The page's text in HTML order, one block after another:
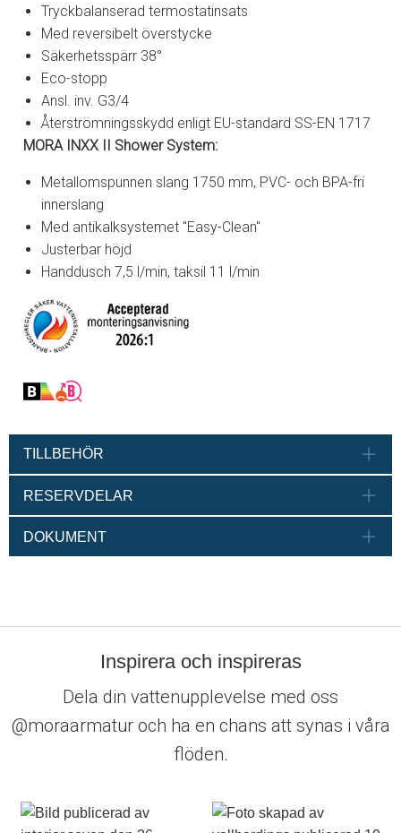
Tryckbalanserad termostatinsats
Med reversibelt överstycke
Säkerhetsspärr 38°
Eco-stopp
Ansl. inv. G3/4
Återströmningsskydd enligt EU-standard SS-EN 1717
MORA INXX II Shower System:
Metallomspunnen slang 1750 mm, PVC- och BPA-fri
innerslang
Med antikalksystemet "Easy-Clean"
Justerbar höjd
Handdusch 7,5 l/min, taksil 11 l/min
TILLBEHÖR
RESERVDELAR
DOKUMENT
Inspirera och inspireras
Dela din vattenupplevelse med oss
@moraarmatur och ha en chans att synas i våra
flöden.